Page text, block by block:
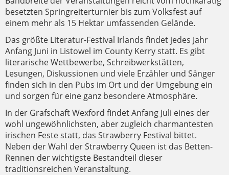
besetzten Springreiterturnier bis zum Volksfest auf
einem mehr als 15 Hektar umfassenden Gelände.
Das größte Literatur-Festival Irlands findet jedes Jahr
Anfang Juni in Listowel im County Kerry statt. Es gibt
literarische Wettbewerbe, Schreibwerkstätten,
Lesungen, Diskussionen und viele Erzähler und Sänger
finden sich in den Pubs im Ort und der Umgebung ein
und sorgen für eine ganz besondere Atmosphäre.
In der Grafschaft Wexford findet Anfang Juli eines der
wohl ungewöhnlichsten, aber zugleich charmantesten
irischen Feste statt, das Strawberry Festival bittet.
Neben der Wahl der Strawberry Queen ist das Betten-
Rennen der wichtigste Bestandteil dieser
traditionsreichen Veranstaltung.